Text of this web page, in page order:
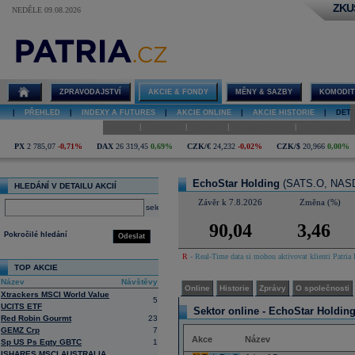
NEDĚLE 09.08.2026
EchoStar
Holding online
ZPRAVODAJSTVÍ AKCIE & FONDY MĚNY & SAZBY
PŘEHLED INDEXY A FUTURES AKCIE ONLINE AKCIE HISTORIE
PX 2 785,07 -0,71% DAX 26 319,45 0,69% CZK/€ 24,232 -0,02% CZK/$ 20,966 0,00%
HLEDÁNÍ V DETAILU AKCIÍ
select
Odeslat
Pokročilé hledání
TOP AKCIE
Název
Návštěvy
Xtrackers MSCI World Value
UCITS ETF
5
Red Robin Gourmt
23
GEMZ Crp
7
Sp US Ps Eqty GBTC
1
EchoStar Holding (SATS.O,
Závěr k 7.8.2026 Změna (%)
90,04 3,46
R - Real-Time data si mohou aktivovat klienti
Online Historie Zprávy O společnosti
Sektor online - EchoStar
Akce
Název